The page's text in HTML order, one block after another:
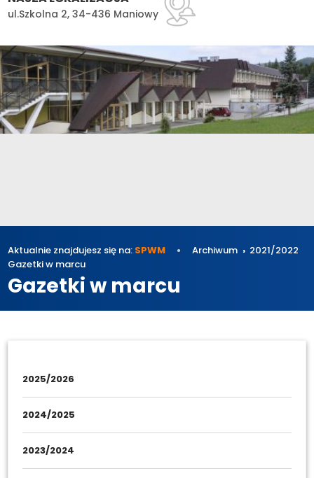
ul.Szkolna 2, 34-436 Maniowy
Aktualnie znajdujesz się na: SPWM Archiwum
2021/2022
Gazetki w marcu
Gazetki w marcu
2025/2026
2024/2025
2023/2024